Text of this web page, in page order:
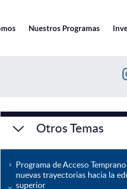
Nuestros Programas
Otros Temas
Programa de Acceso
nuevas trayectorias hacia la
superior